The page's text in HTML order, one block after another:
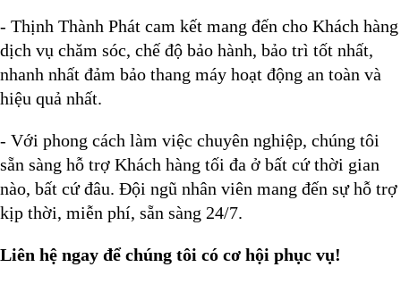
- Thịnh Thành Phát cam kết mang đến cho Khách hàng
dịch vụ chăm sóc, chế độ bảo hành, bảo trì tốt nhất,
nhanh nhất đảm bảo thang máy hoạt động an toàn và
hiệu quả nhất.
- Với phong cách làm việc chuyên nghiệp, chúng tôi
sẵn sàng hỗ trợ Khách hàng tối đa ở bất cứ thời gian
nào, bất cứ đâu. Đội ngũ nhân viên mang đến sự hỗ trợ
kịp thời, miễn phí, sẵn sàng 24/7.
Liên hệ ngay để chúng tôi có cơ hội phục vụ!